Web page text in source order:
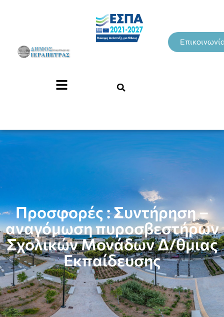
Προσφορές : Συντήρηση –
αναγόμωση πυροσβεστήρων
Σχολικών Μονάδων Δ/θμιας
Εκπαίδευσης